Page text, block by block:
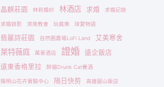
晶麒莊園 林莉婚紗 林酒店 求婚 求婚記錄
求婚錄影 濟南教會 玩瘋樂 球愛物語
翡麗詩莊園 自然圈農場LoFi Land 艾美寒舍
萊特薇庭 萬豪酒店 證婚
遠企飯店
遠東香格里拉
醉貓Drunk Cat餐酒
陽明山花卉實驗中心 隔日快剪 高雄圓山飯店